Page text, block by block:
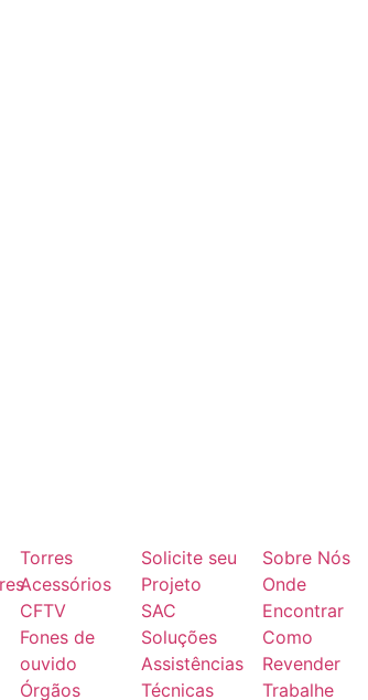
Torres
Acessórios
CFTV
Fones de
ouvido
Órgãos
Solicite seu
Projeto
SAC
Soluções
Assistências
Técnicas
Sobre Nós
Onde
Encontrar
Como
Revender
Trabalhe